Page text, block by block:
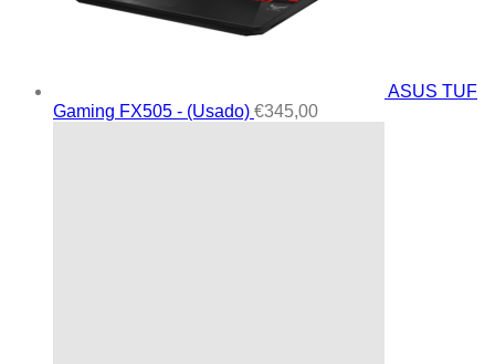
ASUS TUF
Gaming FX505 - (Usado) €345,00